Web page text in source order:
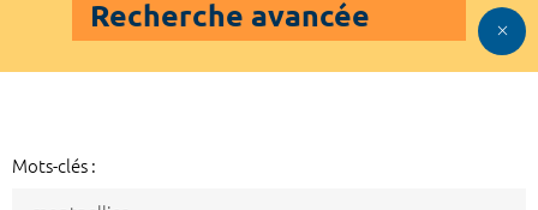
Recherche avancée
Mots-clés :